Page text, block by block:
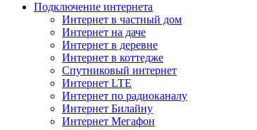
Подключение интернета
Интернет в частный дом
Интернет на даче
Интернет в деревне
Интернет в коттедже
Спутниковый интернет
Интернет LTE
Интернет по радиоканалу
Интернет Билайну
Интернет Мегафон